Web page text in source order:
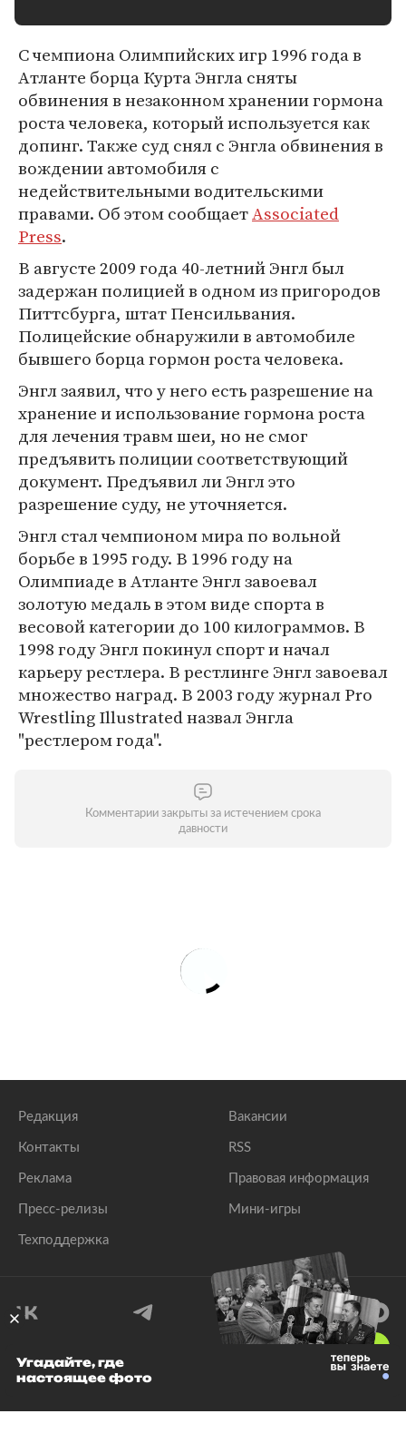
С чемпиона Олимпийских игр 1996 года в
Атланте борца Курта Энгла сняты
обвинения в незаконном хранении гормона
роста человека, который используется как
допинг. Также суд снял с Энгла обвинения в
вождении автомобиля с
недействительными водительскими
правами. Об этом сообщаетAssociated
Press.
В августе 2009 года 40-летний Энгл был
задержан полицией в одном из пригородов
Питтсбурга, штат Пенсильвания.
Полицейские обнаружили в автомобиле
бывшего борца гормон роста человека.
Энгл заявил, что у него есть разрешение на
хранение и использование гормона роста
для лечения травм шеи, но не смог
предъявить полиции соответствующий
документ. Предъявил ли Энгл это
разрешение суду, не уточняется.
Энгл стал чемпионом мира по вольной
борьбе в 1995 году. В 1996 году на
Олимпиаде в Атланте Энгл завоевал
золотую медаль в этом виде спорта в
весовой категории до 100 килограммов. В
1998 году Энгл покинул спорт и начал
карьеру рестлера. В рестлинге Энгл завоевал
множество наград. В 2003 году журнал Pro
Wrestling Illustrated назвал Энгла
"рестлером года".
Комментарии закрыты за истечением срока
давности
Редакция
Контакты
Реклама
Пресс-релизы
Техподдержка
Вакансии
RSS
Правовая информация
Мини-игры
© 1999–2026 Все права защищены.
Угадайте, где
настоящее фото